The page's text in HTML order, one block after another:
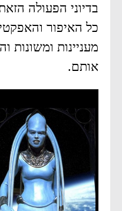
בדיוני הפעולה
כל האיפור
מעניינות ומשונות
אותם.